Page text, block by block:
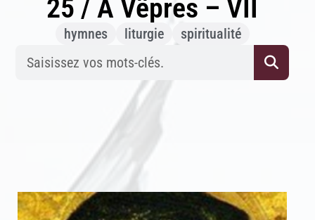
25 / A Vêpres – VII
hymnes liturgie spiritualité